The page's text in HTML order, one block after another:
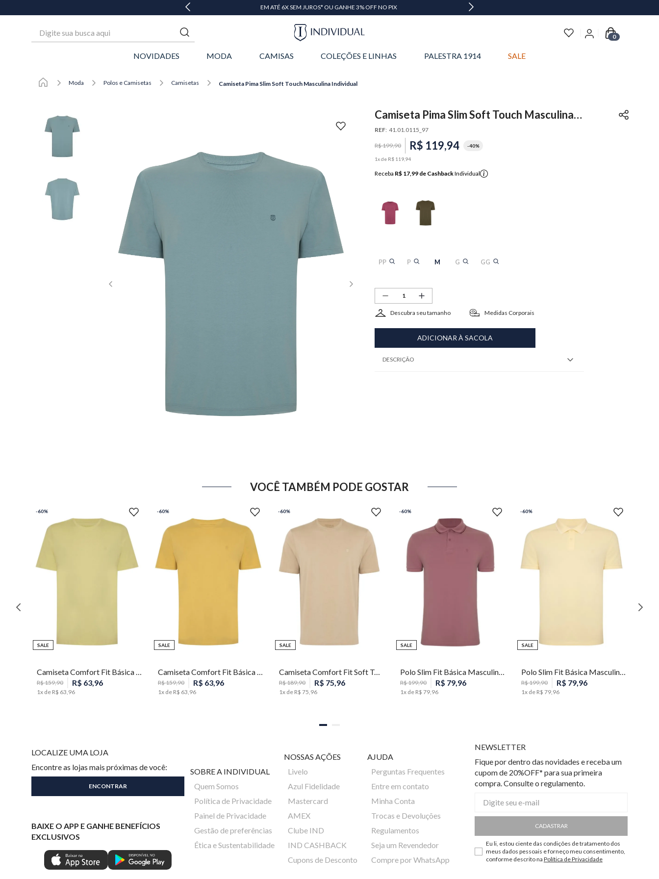
EM ATÉ 6X SEM JUROS* OU GANHE 3% OFF NO PIX
0
NOVIDADES MODA CAMISAS COLEÇÕES E LINHAS PALESTRA 1914 SALE
Moda Polos e Camisetas Camisetas Camiseta Pima Slim Soft Touch Masculina Individual
Camiseta Pima Slim Soft Touch Masculina
Individual
REF: 41.01.0115_97
R$199,90 R$ 119,94 -40%
1x de R$ 119 94
Receba R$ 17,99 de CashbackIndividual
PP P M G GG
Descubra seu tamanho Medidas Corporais
ADICIONAR À SACOLA
DESCRIÇÃO
VOCÊ TAMBÉM PODE GOSTAR
-60%
SALE G
Camiseta Comfort Fit Básica Masculina Individual
R$159,90 R$ 63,96
1x de R$ 63 96
-60%
SALE G
Camiseta Comfort Fit Básica Masculina Individual
R$159,90 R$ 63,96
1x de R$ 63 96
-60%
SALE G
Camiseta Comfort Fit Soft Touch Pima Masculina Individual
R$189,90 R$ 75,96
1x de R$ 75 96
-60%
SALE M
Polo Slim Fit Básica Masculina Individual
R$199,90 R$ 79,96
1x de R$ 79, 96
-60%
SALE M
Polo Slim Fit Básica Masculina Individual
R$199,90 R$ 79,96
1x de R$ 79, 96
LOCALIZE UMA LOJA
Encontre as lojas mais próximas de você:
BAIXE O APP E GANHE BENEFÍCIOS
EXCLUSIVOS
SOBRE A INDIVIDUAL
Quem Somos
Política de Privacidade
Painel de Privacidade
Gestão de preferências
Ética e Sustentabilidade
NOSSAS AÇÕES
Livelo
Azul Fidelidade
Mastercard
AMEX
Clube IND
IND CASHBACK
Cupons de Desconto
AJUDA
Perguntas Frequentes
Entre em contato
Minha Conta
Trocas e Devoluções
Regulamentos
Seja um Revendedor
Compre por WhatsApp
NEWSLETTER
Fique por dentro das novidades e receba um
cupom de 20%OFF* para sua primeira
compra. Consulte o regulamento.
CADASTRAR
Eu li, estou ciente das condições de tratamento dos
meus dados pessoais e forneço meu consentimento,
conforme descrito na Política de Privacidade